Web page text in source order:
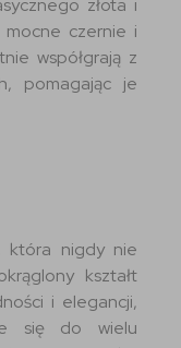
złota i
czernie i
współgrają z
pomagając je
która nigdy nie
kształt
i elegancji,
się do wielu